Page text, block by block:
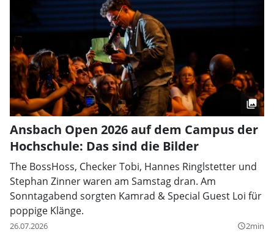
Ansbach Open 2026 auf dem Campus der
Hochschule: Das sind die Bilder
The BossHoss, Checker Tobi, Hannes Ringlstetter und
Stephan Zinner waren am Samstag dran. Am
Sonntagabend sorgten Kamrad & Special Guest Loi für
poppige Klänge.
26.07.2026 query_builder2min